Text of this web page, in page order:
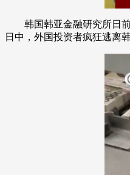
韩国韩亚金融研究所日
日中，外国投资者疯狂逃离